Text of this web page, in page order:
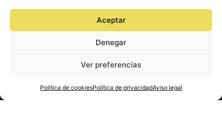
Aceptar
Denegar
Ver preferencias
Política de cookiesPolítica de privacidadAviso legal